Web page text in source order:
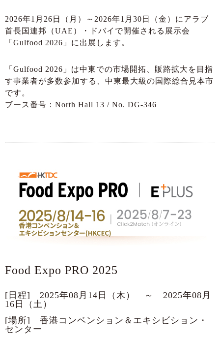
2026年1月26日（月）～2026年1月30日（金）にアラブ
首長国連邦（UAE）・ドバイで開催される展示会
「Gulfood 2026」に出展します。
「Gulfood 2026」は中東での市場開拓、販路拡大を目指
す事業者が多数参加する、中東最大級の国際総合見本市
です。
ブース番号：North Hall 13 / No. DG-346
Food Expo PRO 2025
[日程] 2025年08月14日（木） ～ 2025年08月
16日（土）
[場所] 香港コンベンション＆エキシビション・
センター